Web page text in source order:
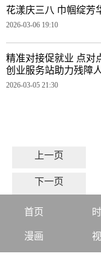
花漾庆三八 巾帼绽芳
2026-03-06 19:10
精准对接促就业 点
创业服务站助力残障
2026-03-05 21:30
上一页
下一页
首页
漫画